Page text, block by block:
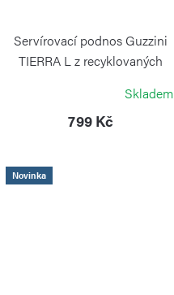
Servírovací podnos Guzzini
TIERRA L z recyklovaných
Skladem
799 Kč
Novinka